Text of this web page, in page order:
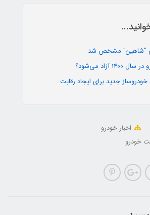
"شاهین" مشخص شد
آزاد می‌شود؟
خودروساز جدید برای ایجاد رقابت
اخبار خودرو
خودرو